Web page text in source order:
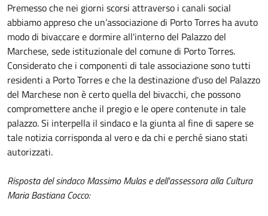
Premesso che nei giorni scorsi attraverso i canali social
abbiamo appreso che un’associazione di Porto Torres ha avuto
modo di bivaccare e dormire all'interno del Palazzo del
Marchese, sede istituzionale del comune di Porto Torres.
Considerato che i componenti di tale associazione sono tutti
residenti a Porto Torres e che la destinazione d'uso del Palazzo
del Marchese non è certo quella del bivacchi, che possono
compromettere anche il pregio e le opere contenute in tale
palazzo. Si interpella il sindaco e la giunta al fine di sapere se
tale notizia corrisponda al vero e da chi e perché siano stati
autorizzati.
Risposta del sindaco Massimo Mulas e dell'assessora alla Cultura
Maria Bastiana Cocco: